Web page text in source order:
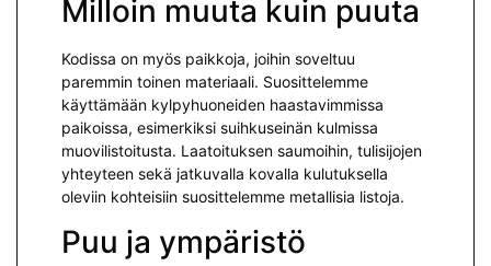
Milloin muuta kuin puuta
Kodissa on myös paikkoja, joihin soveltuu
paremmin toinen materiaali. Suosittelemme
käyttämään kylpyhuoneiden haastavimmissa
paikoissa, esimerkiksi suihkuseinän kulmissa
muovilistoitusta. Laatoituksen saumoihin, tulisijojen
yhteyteen sekä jatkuvalla kovalla kulutuksella
oleviin kohteisiin suosittelemme metallisia listoja.
Puu ja ympäristö